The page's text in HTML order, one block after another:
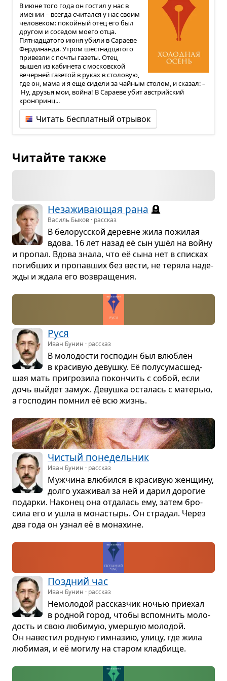
В июне того года он гостил у нас в
имении – всегда считался у нас своим
человеком: покойный отец его был
другом и соседом моего отца.
Пятнадцатого июня убили в Сараеве
Фердинанда. Утром шестнадцатого
привезли с почты газеты. Отец
вышел из кабинета с московской
вечерней газетой в руках в столовую,
где он, мама и я еще сидели за чайным столом, и сказал: –
Ну, друзья мои, война! В Сараеве убит австрийский
кронпринц...
Читать бесплатный отрывок
Читайте также
Неза­жи­ва­ю­щая рана 🪦
Василь Быков · рассказ
В бело­рус­ской деревне жила пожи­лая
вдова. 16 лет назад её сын ушёл на войну
и про­пал. Вдова знала, что её сына нет в спис­ках
погиб­ших и про­пав­ших без вести, не теряла наде­
жды и ждала его воз­вра­ще­ния.
Руся
Иван Бунин · рассказ
В моло­до­сти гос­по­дин был влю­блён
в кра­си­вую девушку. Её полу­су­ма­с­шед­
шая мать при­гро­зила покон­чить с собой, если
дочь выйдет замуж. Девушка оста­лась с мате­рью,
а гос­по­дин помнил её всю жизнь.
Чистый поне­дель­ник
Иван Бунин · рассказ
Муж­чина влю­бился в кра­си­вую жен­щину,
долго уха­жи­вал за ней и дарил доро­гие
подарки. Нако­нец она отда­лась ему, затем бро­
сила его и ушла в мона­стырь. Он стра­дал. Через
два года он узнал её в мона­хине.
Позд­ний час
Иван Бунин · рассказ
Немо­ло­дой рас­сказ­чик ночью при­е­хал
в род­ной город, чтобы вспо­мнить моло­
дость и свою люби­мую, умер­шую моло­дой.
Он наве­стил род­ную гим­на­зию, улицу, где жила
люби­мая, и её могилу на ста­ром клад­бище.